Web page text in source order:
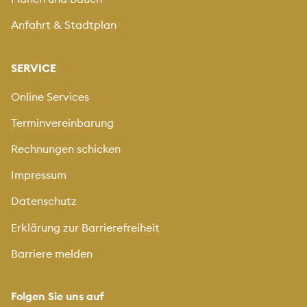
Mit Drag & Drop hinzufügen oder klicken
Vorschau
Weitere Fotos hochladen
Laden sie Fotos mit maximal 5MB hoch.
"image/png".
Mit Drag & Drop hinzufügen oder klicken
Anfahrt & Stadtplan
SERVICE
Online Services
Terminvereinbarung
Rechnungen schicken
Impressum
Datenschutz
Erklärung zur Barrierefreiheit
Barriere melden
Folgen Sie uns auf